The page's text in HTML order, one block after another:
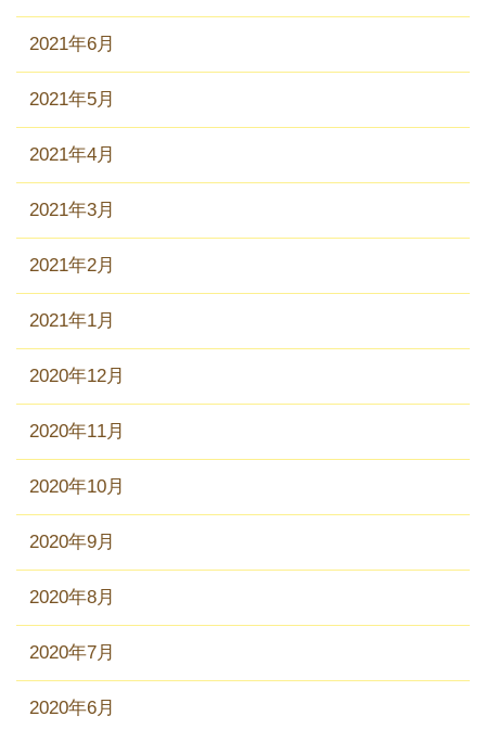
2021年6月
2021年5月
2021年4月
2021年3月
2021年2月
2021年1月
2020年12月
2020年11月
2020年10月
2020年9月
2020年8月
2020年7月
2020年6月